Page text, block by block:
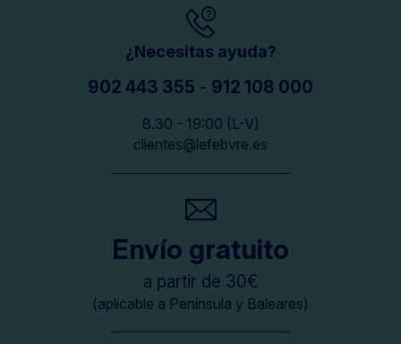
¿Necesitas ayuda?
902 443 355 - 912 108 000
8.30 - 19:00 (L-V)
clientes@lefebvre.es
Envío gratuito
a partir de 30€
(aplicable a Península y Baleares)